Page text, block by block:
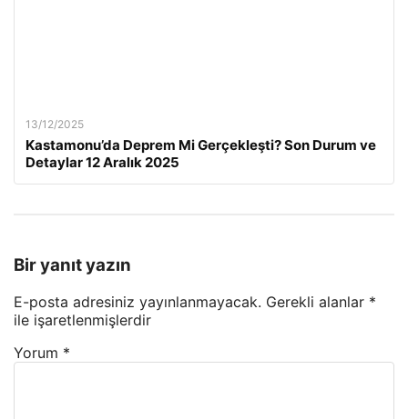
13/12/2025
Kastamonu’da Deprem Mi Gerçekleşti? Son Durum ve
Detaylar 12 Aralık 2025
Bir yanıt yazın
E-posta adresiniz yayınlanmayacak. Gerekli alanlar *
ile işaretlenmişlerdir
Yorum *